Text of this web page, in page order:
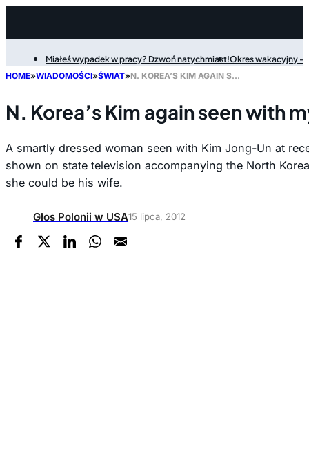
Miałeś wypadek w pracy? Dzwoń natychmiast!Okres wakacyjny -
HOME»WIADOMOŚCI»ŚWIAT» N. KOREA’S KIM AGAIN SEEN WITH MYSTERY LADY
N. Korea’s Kim again seen with
A smartly dressed woman seen with Kim Jong-Un at
shown on state television accompanying the North
she could be his wife.
Głos Polonii w USA15 lipca, 2012
Filter